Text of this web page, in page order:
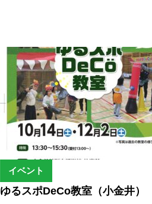
イベント
ゆるスポDeCo教室（小金井）